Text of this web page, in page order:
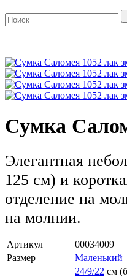
Сумка
Элегантная
125 см) и
отделение на
на молнии.
Артикул
00034009
Размер
Маленький
24/9/22 см